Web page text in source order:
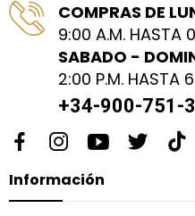
COMPRAS DE
9:00 A.M. HASTA
SABADO -
2:00 P.M. HASTA
+34-900-751-
Información